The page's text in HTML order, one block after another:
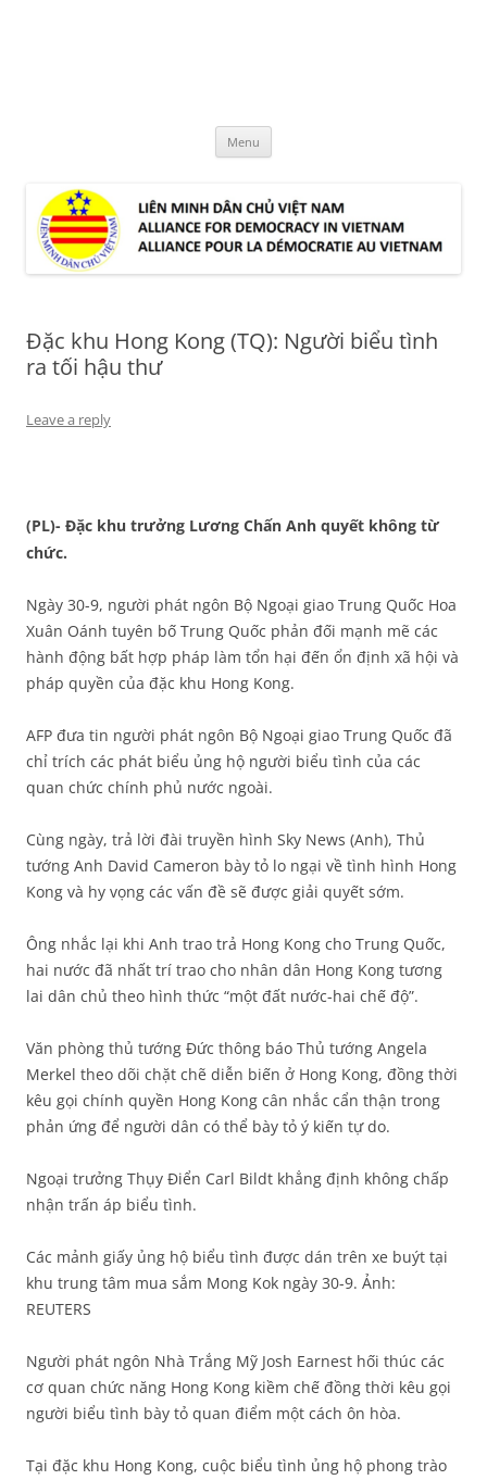
Menu
Đặc khu Hong Kong (TQ): Người biểu tình
ra tối hậu thư
Leave a reply
(PL)- Đặc khu trưởng Lương Chấn Anh quyết không từ
chức.
Ngày 30-9, người phát ngôn Bộ Ngoại giao Trung Quốc Hoa
Xuân Oánh tuyên bố Trung Quốc phản đối mạnh mẽ các
hành động bất hợp pháp làm tổn hại đến ổn định xã hội và
pháp quyền của đặc khu Hong Kong.
AFP đưa tin người phát ngôn Bộ Ngoại giao Trung Quốc đã
chỉ trích các phát biểu ủng hộ người biểu tình của các
quan chức chính phủ nước ngoài.
Cùng ngày, trả lời đài truyền hình Sky News (Anh), Thủ
tướng Anh David Cameron bày tỏ lo ngại về tình hình Hong
Kong và hy vọng các vấn đề sẽ được giải quyết sớm.
Ông nhắc lại khi Anh trao trả Hong Kong cho Trung Quốc,
hai nước đã nhất trí trao cho nhân dân Hong Kong tương
lai dân chủ theo hình thức “một đất nước-hai chế độ”.
Văn phòng thủ tướng Đức thông báo Thủ tướng Angela
Merkel theo dõi chặt chẽ diễn biến ở Hong Kong, đồng thời
kêu gọi chính quyền Hong Kong cân nhắc cẩn thận trong
phản ứng để người dân có thể bày tỏ ý kiến tự do.
Ngoại trưởng Thụy Điển Carl Bildt khẳng định không chấp
nhận trấn áp biểu tình.
Các mảnh giấy ủng hộ biểu tình được dán trên xe buýt tại
khu trung tâm mua sắm Mong Kok ngày 30-9. Ảnh:
REUTERS
Người phát ngôn Nhà Trắng Mỹ Josh Earnest hối thúc các
cơ quan chức năng Hong Kong kiềm chế đồng thời kêu gọi
người biểu tình bày tỏ quan điểm một cách ôn hòa.
Tại đặc khu Hong Kong, cuộc biểu tình ủng hộ phong trào